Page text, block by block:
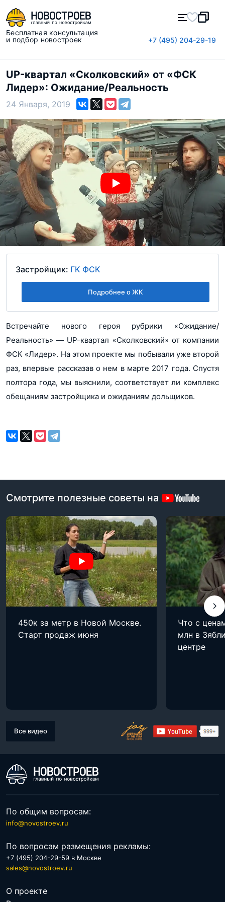
Бесплатная консультация
и подбор новостроек
+7 (495) 204-29-19
UP-квартал «Сколковский» от «ФСК
Лидер»: Ожидание/Реальность
24 Января, 2019
Застройщик: ГК ФСК
Подробнее о ЖК
Встречайте нового героя рубрики «Ожидание/
Реальность» — UP-квартал «Сколковский» от компании
ФСК «Лидер». На этом проекте мы побывали уже второй
раз, впервые рассказав о нем в марте 2017 года. Спустя
полтора года, мы выяснили, соответствует ли комплекс
обещаниям застройщика и ожиданиям дольщиков.
Смотрите полезные советы на
450к за метр в Новой Москве.
Старт продаж июня
Что с
млн в
центре
Все видео
По общим вопросам:
info@novostroev.ru
По вопросам размещения рекламы:
+7 (495) 204-29-59 в Москве
sales@novostroev.ru
О проекте